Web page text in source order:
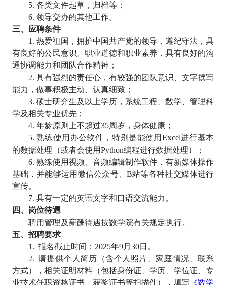
5. 各类文件起草，归档等；
6. 领导交办的其他工作。
三、应聘条件
1. 热爱祖国，拥护中国共产党的领导，遵纪守法，具
有良好的公民意识、职业道德和职业素养，具有良好的沟
通协调能力和团队合作精神；
2. 具有强烈的责任心，有较强的团队意识、文字撰写
能力，做事积极主动、认真细致；
3. 硕士研究生及以上学历，系统工程、数学、管理科
学及相关专业优先；
4. 年龄原则上不超过35周岁，身体健康；
5. 熟练使用办公软件，特别是能使用 Excel进行基本
的数据处理（或者会使用Python编程进行数据处理）；
6. 熟练使用视频、音频编辑制作软件，有新媒体操作
基础，并能够运用微信公众号、 B站等各种社交媒体进行
宣传。
7. 具有一定的英语文字和口语交流能力。
四、岗位待遇
聘用管理及薪酬待遇按数学院有关规定执行。
五、招聘要求
1. 报名截止时间： 2025年9月 30日。
2. 请提供个人简历（含个人照片、家庭情况、联系
方式），相关证明材料（包括身份证、学历、学位证、专
业技术任职资格证书、获奖证书等扫描件），填写 《数学